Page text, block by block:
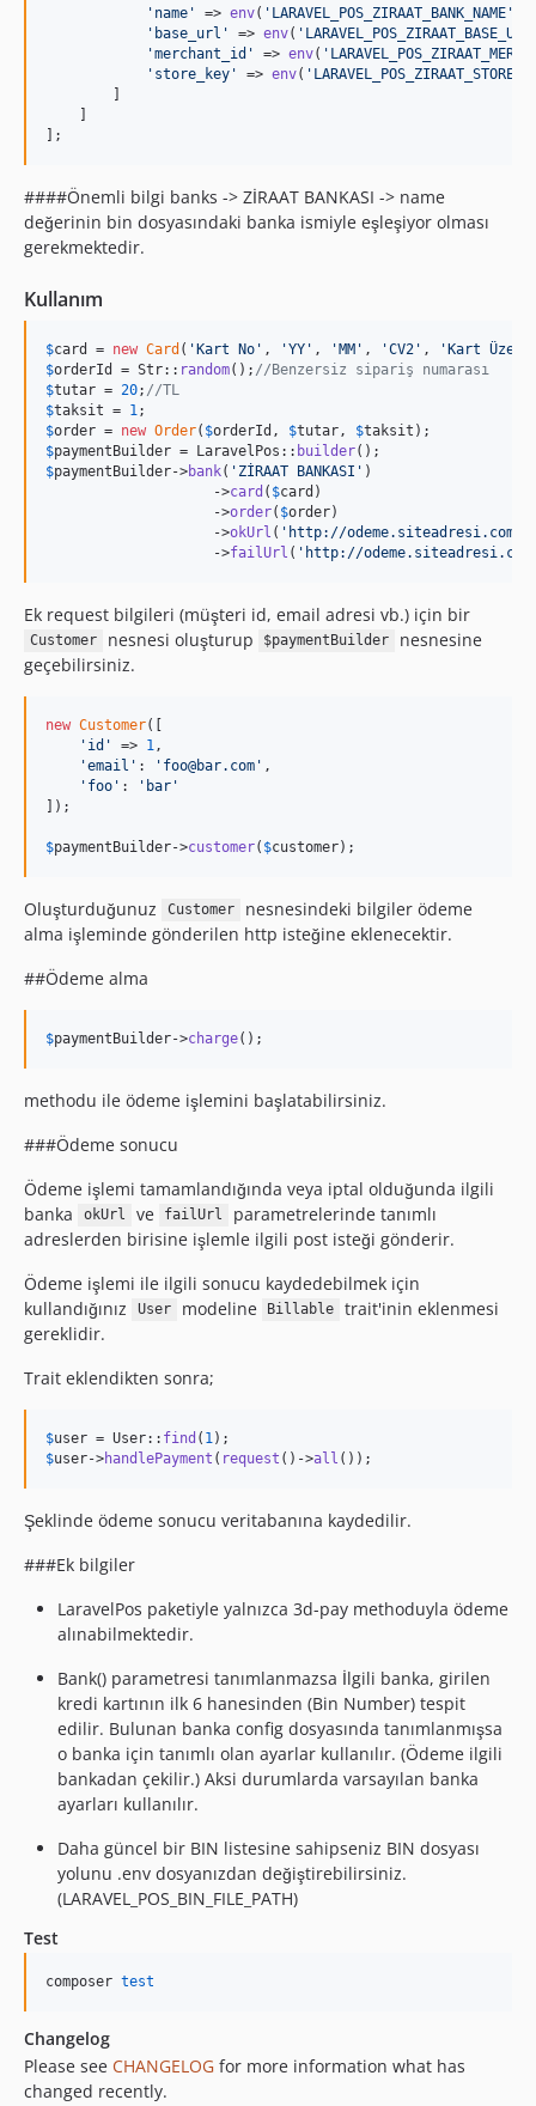
' name ' => env( ' LARAVEL_POS_ZIRAAT_BANK_NAME '
' base_url ' => env( ' LARAVEL_POS_ZIRAAT_BASE_URL
'merchant_id ' => env( '
' store_key ' => env( '
        ]
    ]
];
####Önemli bilgi banks -> ZİRAAT BANKASI -> name
değerinin bin dosyasındaki banka ismiyle eşleşiyor olması
gerekmektedir.
Kullanım
$card = new Card ( 'Kart No ' , 'YY ' , 'MM ' , 'CV2 ' , 'Kart
$orderId = Str:: random(); //Benzersiz sipariş numarası
$tutar = 20; //TL
$taksit = 1
$order = new Order( $orderId , $tutar , $taksit
$paymentBuilder = LaravelPos:: builder
$paymentBuilder->bank( ' ZİRAAT BANKASI ' )
                    ->
card ( $card )
                    ->
order( $order)
                    ->
okUrl ( ' http://odeme.siteadresi.com/
                    ->
failUrl ( ' http://
Ek request bilgileri (müşteri id, email adresi vb.) için bir
Customer nesnesi oluşturup $paymentBuilder
nesnesine
geçebilirsiniz.
new Customer([
' id ' => 1 ,
'email ' : ' foo@bar.com ' ,
' foo ' : ' bar '
]);
$paymentBuilder->customer( $customer);
Oluşturduğunuz Customer
nesnesindeki bilgiler ödeme
alma işleminde gönderilen http isteğine eklenecektir.
##Ödeme alma
$paymentBuilder->charge();
methodu ile ödeme işlemini başlatabilirsiniz.
###Ödeme sonucu
Ödeme işlemi tamamlandığında veya iptal olduğunda ilgili
banka
okUrl ve failUrl
parametrelerinde tanımlı
adreslerden birisine işlemle ilgili post isteği gönderir.
Ödeme işlemi ile ilgili sonucu kaydedebilmek için
kullandığınız
User modeline Billable
trait'inin eklenmesi
gereklidir.
Trait eklendikten sonra;
$user = User:: find ( 1
$user->handlePayment ( request ()->all ());
Şeklinde ödeme sonucu veritabanına kaydedilir.
###Ek bilgiler
LaravelPos paketiyle yalnızca 3d-pay methoduyla ödeme
alınabilmektedir.
Bank() parametresi tanımlanmazsa İlgili banka, girilen
kredi kartının ilk 6 hanesinden (Bin Number) tespit
edilir. Bulunan banka config dosyasında tanımlanmışsa
o banka için tanımlı olan ayarlar kullanılır. (Ödeme ilgili
bankadan çekilir.) Aksi durumlarda varsayılan banka
ayarları kullanılır.
Daha güncel bir BIN listesine sahipseniz BIN dosyası
yolunu .env dosyanızdan değiştirebilirsiniz.
(LARAVEL_POS_BIN_FILE_PATH)
Test
composer test
Changelog
Please see CHANGELOG for more information what has
changed recently.